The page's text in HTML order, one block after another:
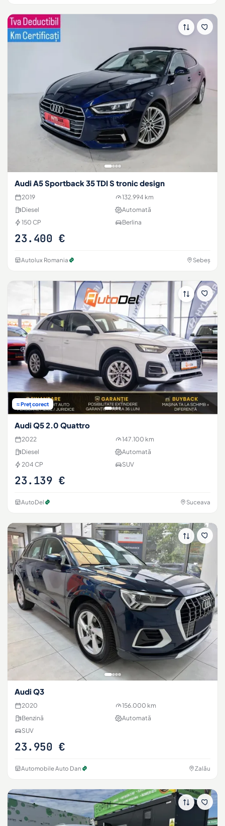
Audi A5 Sportback 35 TDI S tronic design
2019
132.994 km
Diesel
Automată
150 CP
Berlina
23.400 €
Autolux Romania Sebeș
≈ Preț corect
Audi Q5 2.0 Quattro
2022
147.100 km
Diesel
Automată
204 CP
SUV
23.139 €
AutoDel Suceava
Audi Q3
2020
156.000 km
Benzină
Automată
SUV
23.950 €
Automobile Auto Dan Zalău